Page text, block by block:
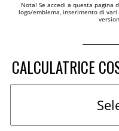
Nota! Se accedi a questa pagina
logo/emblema, inserimento di
CALCULATRICE